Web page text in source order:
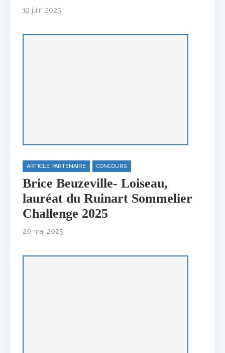
19 juin 2025
ARTICLE PARTENAIRE CONCOURS
Brice Beuzeville- Loiseau,
lauréat du Ruinart Sommelier
Challenge 2025
20 mai 2025